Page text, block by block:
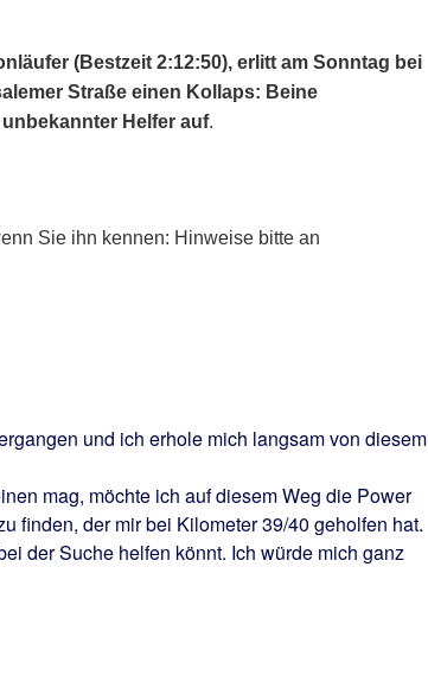
(Bestzeit 2:12:50), erlitt am Sonntag bei
Straße einen Kollaps: Beine
Helfer auf.
Sie ihn kennen: Hinweise bitte an
und ich erhole mich langsam von diesem
mag, möchte ich auf diesem Weg die Power
finden, der mir bei Kilometer 39/40 geholfen hat.
der Suche helfen könnt. Ich würde mich ganz